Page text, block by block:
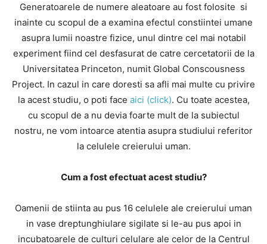
Generatoarele de numere aleatoare au fost folosite si
inainte cu scopul de a examina efectul constiintei umane
asupra lumii noastre fizice, unul dintre cel mai notabil
experiment fiind cel desfasurat de catre cercetatorii de la
Universitatea Princeton, numit Global Conscousness
Project. In cazul in care doresti sa afli mai multe cu privire
la acest studiu, o poti face aici (click). Cu toate acestea,
cu scopul de a nu devia foarte mult de la subiectul
nostru, ne vom intoarce atentia asupra studiului referitor
la celulele creierului uman.
Cum a fost efectuat acest studiu?
Oamenii de stiinta au pus 16 celulele ale creierului uman
in vase dreptunghiulare sigilate si le-au pus apoi in
incubatoarele de culturi celulare ale celor de la Centrul